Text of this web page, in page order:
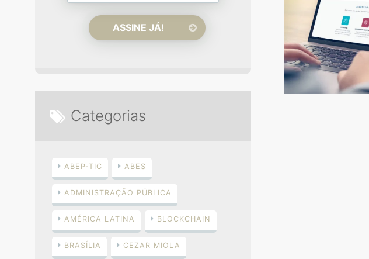
Categorias
ABEP-TIC ABES
ADMINISTRAÇÃO PÚBLICA
AMÉRICA LATINA BLOCKCHAIN
BRASÍLIA CEZAR MIOLA